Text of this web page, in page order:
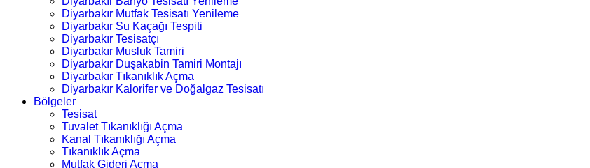
Diyarbakır Mutfak Tesisatı Yenileme
Diyarbakır Su Kaçağı Tespiti
Diyarbakır Tesisatçı
Diyarbakır Musluk Tamiri
Diyarbakır Duşakabin Tamiri Montajı
Diyarbakır Tıkanıklık Açma
Diyarbakır Kalorifer ve Doğalgaz Tesisatı
Bölgeler
Tesisat
Tuvalet Tıkanıklığı Açma
Kanal Tıkanıklığı Açma
Tıkanıklık Açma
Mutfak Gideri Açma